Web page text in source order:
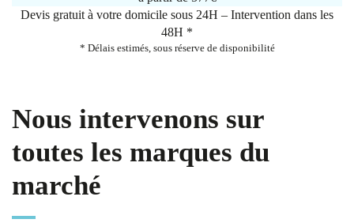
Devis gratuit à votre domicile sous 24H – Intervention dans les
48H *
* Délais estimés, sous réserve de disponibilité
Nous intervenons sur
toutes les marques du
marché